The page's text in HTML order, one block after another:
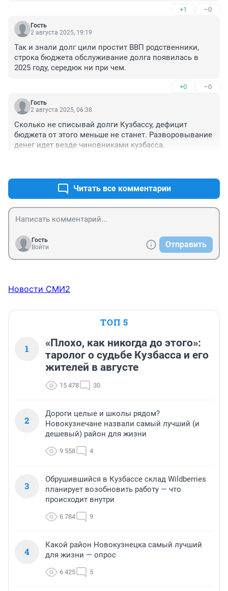
+1 –0
Гость
2 августа 2025, 19:19
Так и знали долг цили простит ВВП родственники,
строка бюджета обслуживание долга появилась в
2025 году, середюк ни при чем.
+0 –0
Гость
2 августа 2025, 06:38
Сколько не списывай долги Кузбассу, дефицит
бюджета от этого меньше не станет. Разворовывание
денег идет везде чиновниками кузбасса.
Читать все комментарии
Гость
Войти
Отправить
Новости СМИ2
ТОП 5
1
«Плохо, как никогда до этого»:
таролог о судьбе Кузбасса и его
жителей в августе
15 478 30
2
Дороги целые и школы рядом?
Новокузнечане назвали самый лучший (и
дешевый) район для жизни
9 558 4
3
Обрушившийся в Кузбассе склад Wildberries
планирует возобновить работу — что
происходит внутри
6 784 9
4
Какой район Новокузнецка самый лучший
для жизни — опрос
6 425 5